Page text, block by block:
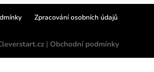
Zpracování osobních údajů
| Obchodní podmínky